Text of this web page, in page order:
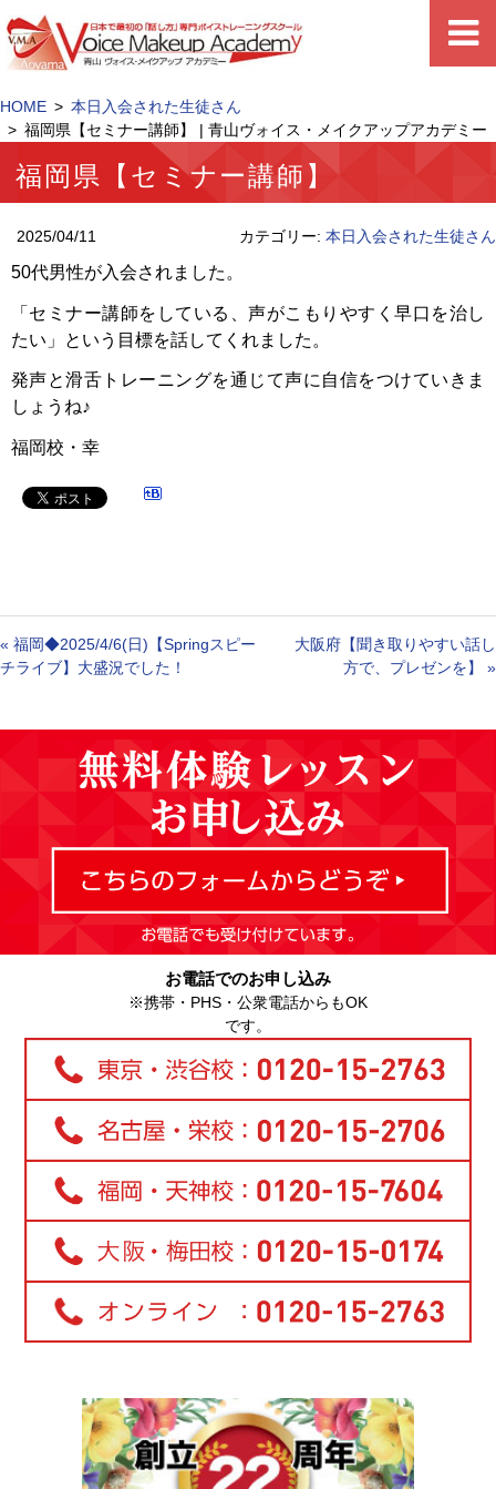
HOME
本日入会された生徒さん
福岡県【セミナー講師】 | 青山ヴォイス・メイクアップアカデミー
福岡県【セミナー講師】
2025/04/11 カテゴリー: 本日入会された生徒さん
50代男性が入会されました。
「セミナー講師をしている、声がこもりやすく早口を治し
たい」という目標を話してくれました。
発声と滑舌トレーニングを通じて声に自信をつけていきま
しょうね♪
福岡校・幸
« 福岡◆2025/4/6(日)【Springスピー
チライブ】大盛況でした！
大阪府【聞き取りやすい話し
方で、プレゼンを】
»
お電話でのお申し込み
※携帯・PHS・公衆電話からもOK
です。